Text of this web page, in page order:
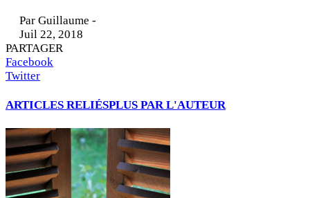
Par Guillaume -
Juil 22, 2018
PARTAGER
Facebook
Twitter
ARTICLES RELIÉSPLUS PAR L'AUTEUR